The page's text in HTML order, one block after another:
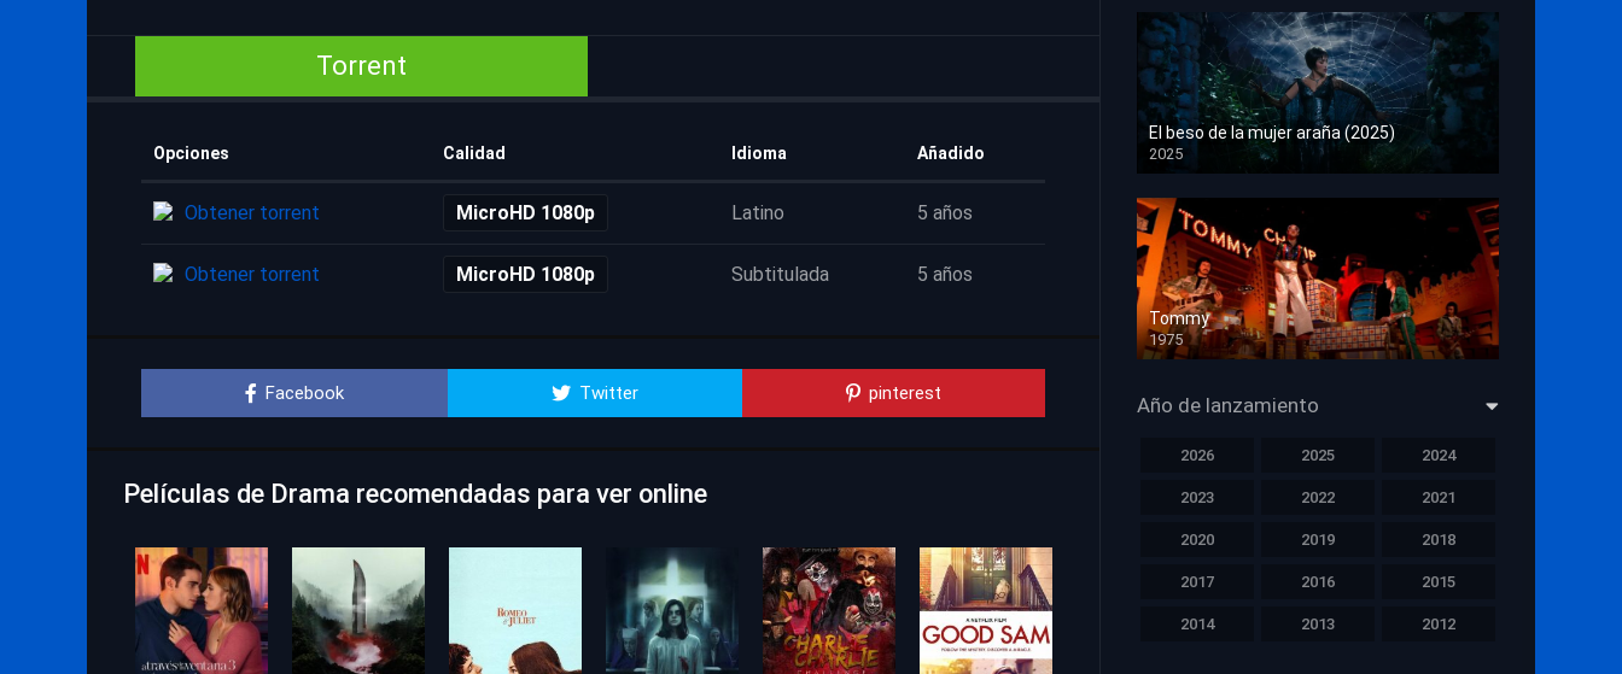
Torrent
Opciones Calidad Idioma Añadido
Obtener torrent MicroHD 1080p Latino 5 años
Obtener torrent MicroHD 1080p Subtitulada 5 años
Facebook Twitter pinterest
Películas de Drama recomendadas para ver online
El beso de la mujer araña (2025)
2025
HD 1080p
Tommy
1975
HD 1080p
Año de lanzamiento
2026 2025 2024
2023 2022 2021
2020 2019 2018
2017 2016 2015
2014 2013 2012